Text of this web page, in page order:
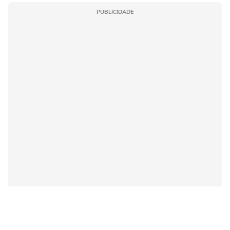
PUBLICIDADE